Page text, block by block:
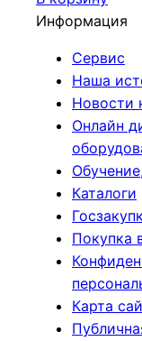
Информация
Сервис
Наша
Новости
Онлайн
Каталоги
Покупка
Карта